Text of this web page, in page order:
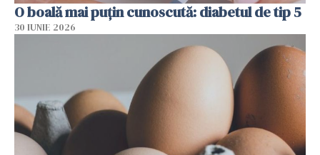
O boală mai puțin cunoscută: diabetul de tip 5
30 IUNIE 2026